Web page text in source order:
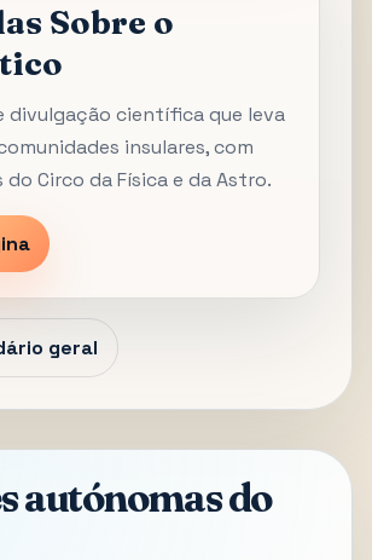
Sobre o
divulgação científica que leva
insulares, com
Circo da Física e da Astro.
geral
autónomas do